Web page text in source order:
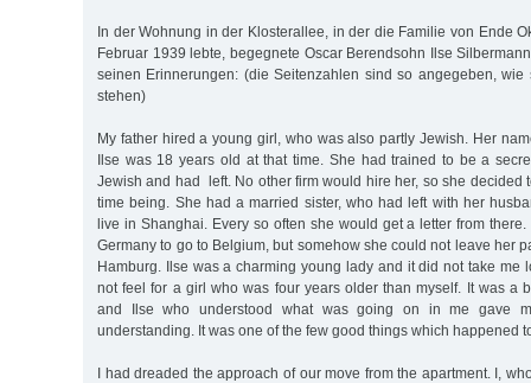
In der Wohnung in der Klosterallee, in der die Familie von Ende
Februar 1939 lebte, begegnete Oscar Berendsohn Ilse
seinen Erinnerungen: (die Seitenzahlen sind so angegeben, wie
stehen)
My father hired a young girl, who was also partly Jewish. Her
Ilse was 18 years old at that time. She had trained to be a
Jewish and had left. No other firm would hire her, so she decided
time being. She had a married sister, who had left with her
live in Shanghai. Every so often she would get a letter from
Germany to go to Belgium, but somehow she could not leave her
Hamburg. Ilse was a charming young lady and it did not take me
not feel for a girl who was four years older than myself. It was a
and Ilse who understood what was going on in me gave
understanding. It was one of the few good things which happened
I had dreaded the approach of our move from the apartment. I,